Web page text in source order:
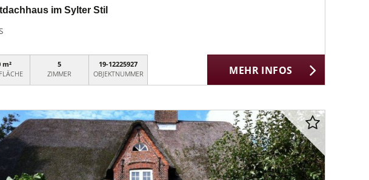
im Sylter Stil
m²
5
ZIMMER
19-12225927
OBJEKTNUMMER
MEHR INFOS